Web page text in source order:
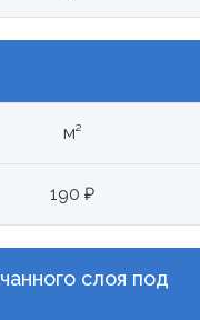
м²
190 ₽
слоя под